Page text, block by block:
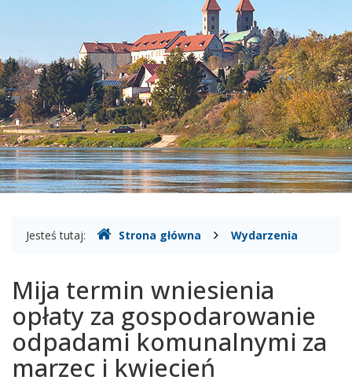
Miasto
i
Gmina
Czerwińsk
nad
Gdzie
Jesteś tutaj: Strona główna Wydarzenia
Mija termin wniesienia
opłaty za gospodarowanie
odpadami komunalnymi za
marzec i kwiecień